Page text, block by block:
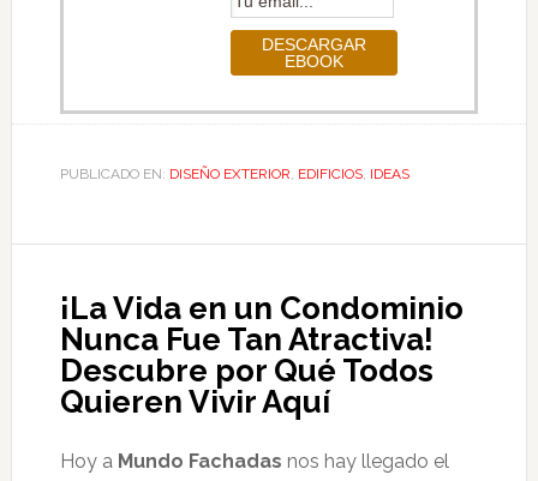
PUBLICADO EN: DISEÑO EXTERIOR, EDIFICIOS, IDEAS
¡La Vida en un Condominio
Nunca Fue Tan Atractiva!
Descubre por Qué Todos
Quieren Vivir Aquí
Hoy aMundo Fachadas nos hay llegado el